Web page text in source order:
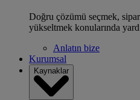
Doğru çözümü seçmek,
yükseltmek konularında
Anlatın bize
Kurumsal
Kaynaklar